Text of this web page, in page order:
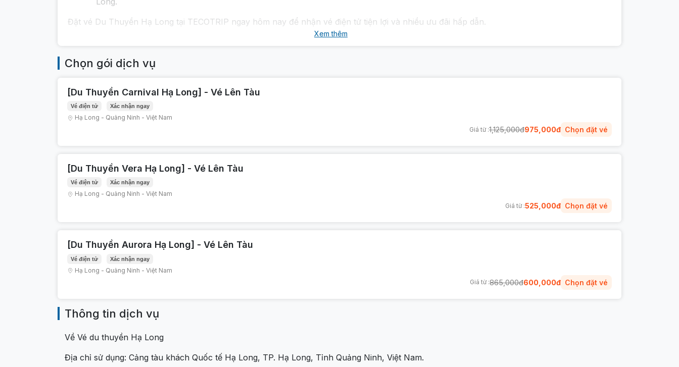
Đặt vé Du Thuyền Hạ Long tại TECOTRIP ngay hôm nay để nhận vé điện tử tiện lợi và nhiều ưu đãi hấp dẫn.
Xem thêm
Chọn gói dịch vụ
[Du Thuyền Carnival Hạ Long] - Vé Lên Tàu
Vé điện tử Xác nhận ngay
Hạ Long - Quảng Ninh - Việt Nam
Giá từ :1,125,000đ975,000đ Chọn đặt vé
[Du Thuyền Vera Hạ Long] - Vé Lên Tàu
Vé điện tử Xác nhận ngay
Hạ Long - Quảng Ninh - Việt Nam
Giá từ :525,000đ Chọn đặt vé
[Du Thuyền Aurora Hạ Long] - Vé Lên Tàu
Vé điện tử Xác nhận ngay
Hạ Long - Quảng Ninh - Việt Nam
Giá từ :865,000đ600,000đ Chọn đặt vé
Thông tin dịch vụ
Về Vé du thuyền Hạ Long
Địa chỉ sử dụng: Cảng tàu khách Quốc tế Hạ Long, TP. Hạ Long, Tỉnh Quảng Ninh, Việt Nam.